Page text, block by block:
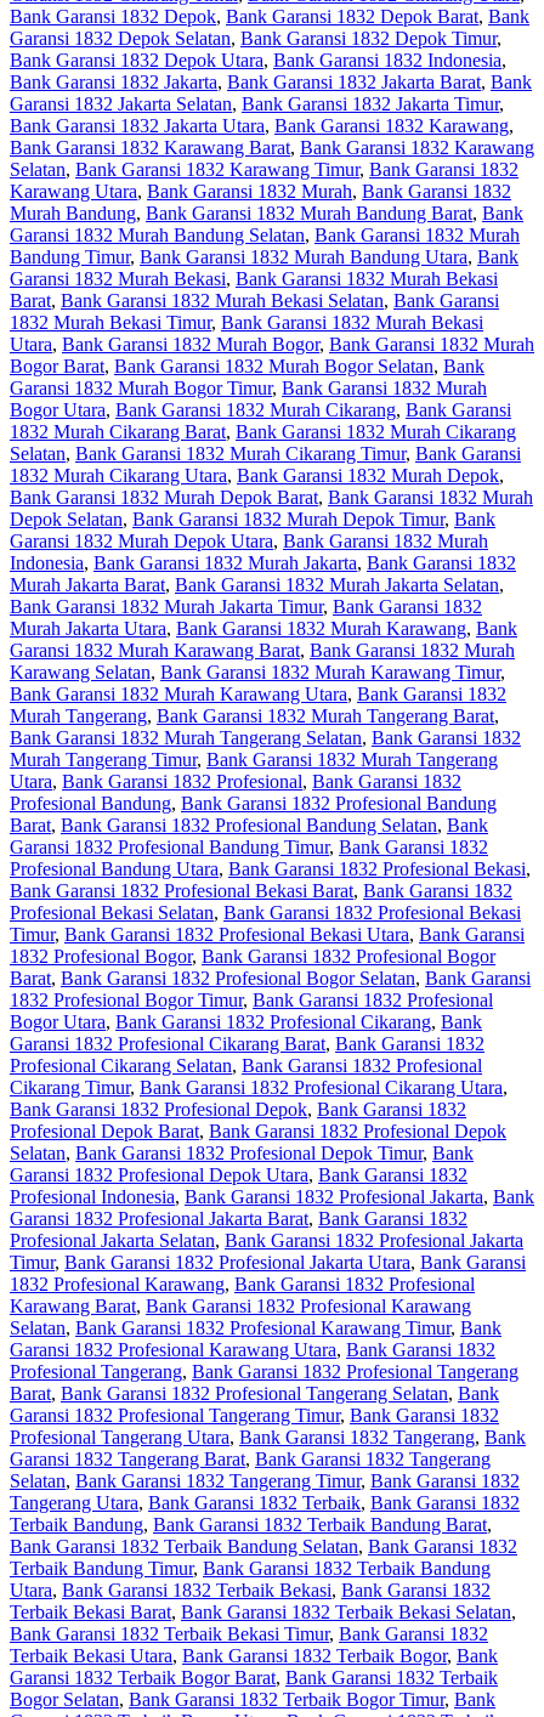
Bank Garansi 1832 Depok, Bank Garansi 1832 Depok Barat, Bank
Garansi 1832 Depok Selatan, Bank Garansi 1832 Depok Timur,
Bank Garansi 1832 Depok Utara, Bank Garansi 1832 Indonesia,
Bank Garansi 1832 Jakarta, Bank Garansi 1832 Jakarta Barat, Bank
Garansi 1832 Jakarta Selatan, Bank Garansi 1832 Jakarta Timur,
Bank Garansi 1832 Jakarta Utara, Bank Garansi 1832 Karawang,
Bank Garansi 1832 Karawang Barat, Bank Garansi 1832 Karawang
Selatan, Bank Garansi 1832 Karawang Timur, Bank Garansi 1832
Karawang Utara, Bank Garansi 1832 Murah, Bank Garansi 1832
Murah Bandung, Bank Garansi 1832 Murah Bandung Barat, Bank
Garansi 1832 Murah Bandung Selatan, Bank Garansi 1832 Murah
Bandung Timur, Bank Garansi 1832 Murah Bandung Utara, Bank
Garansi 1832 Murah Bekasi, Bank Garansi 1832 Murah Bekasi
Barat, Bank Garansi 1832 Murah Bekasi Selatan, Bank Garansi
1832 Murah Bekasi Timur, Bank Garansi 1832 Murah Bekasi
Utara, Bank Garansi 1832 Murah Bogor, Bank Garansi 1832 Murah
Bogor Barat, Bank Garansi 1832 Murah Bogor Selatan, Bank
Garansi 1832 Murah Bogor Timur, Bank Garansi 1832 Murah
Bogor Utara, Bank Garansi 1832 Murah Cikarang, Bank Garansi
1832 Murah Cikarang Barat, Bank Garansi 1832 Murah Cikarang
Selatan, Bank Garansi 1832 Murah Cikarang Timur, Bank Garansi
1832 Murah Cikarang Utara, Bank Garansi 1832 Murah Depok,
Bank Garansi 1832 Murah Depok Barat, Bank Garansi 1832 Murah
Depok Selatan, Bank Garansi 1832 Murah Depok Timur, Bank
Garansi 1832 Murah Depok Utara, Bank Garansi 1832 Murah
Indonesia, Bank Garansi 1832 Murah Jakarta, Bank Garansi 1832
Murah Jakarta Barat, Bank Garansi 1832 Murah Jakarta Selatan,
Bank Garansi 1832 Murah Jakarta Timur, Bank Garansi 1832
Murah Jakarta Utara, Bank Garansi 1832 Murah Karawang, Bank
Garansi 1832 Murah Karawang Barat, Bank Garansi 1832 Murah
Karawang Selatan, Bank Garansi 1832 Murah Karawang Timur,
Bank Garansi 1832 Murah Karawang Utara, Bank Garansi 1832
Murah Tangerang, Bank Garansi 1832 Murah Tangerang Barat,
Bank Garansi 1832 Murah Tangerang Selatan, Bank Garansi 1832
Murah Tangerang Timur, Bank Garansi 1832 Murah Tangerang
Utara, Bank Garansi 1832 Profesional, Bank Garansi 1832
Profesional Bandung, Bank Garansi 1832 Profesional Bandung
Barat, Bank Garansi 1832 Profesional Bandung Selatan, Bank
Garansi 1832 Profesional Bandung Timur, Bank Garansi 1832
Profesional Bandung Utara, Bank Garansi 1832 Profesional Bekasi,
Bank Garansi 1832 Profesional Bekasi Barat, Bank Garansi 1832
Profesional Bekasi Selatan, Bank Garansi 1832 Profesional Bekasi
Timur, Bank Garansi 1832 Profesional Bekasi Utara, Bank Garansi
1832 Profesional Bogor, Bank Garansi 1832 Profesional Bogor
Barat, Bank Garansi 1832 Profesional Bogor Selatan, Bank Garansi
1832 Profesional Bogor Timur, Bank Garansi 1832 Profesional
Bogor Utara, Bank Garansi 1832 Profesional Cikarang, Bank
Garansi 1832 Profesional Cikarang Barat, Bank Garansi 1832
Profesional Cikarang Selatan, Bank Garansi 1832 Profesional
Cikarang Timur, Bank Garansi 1832 Profesional Cikarang Utara,
Bank Garansi 1832 Profesional Depok, Bank Garansi 1832
Profesional Depok Barat, Bank Garansi 1832 Profesional Depok
Selatan, Bank Garansi 1832 Profesional Depok Timur, Bank
Garansi 1832 Profesional Depok Utara, Bank Garansi 1832
Profesional Indonesia, Bank Garansi 1832 Profesional Jakarta, Bank
Garansi 1832 Profesional Jakarta Barat, Bank Garansi 1832
Profesional Jakarta Selatan, Bank Garansi 1832 Profesional Jakarta
Timur, Bank Garansi 1832 Profesional Jakarta Utara, Bank Garansi
1832 Profesional Karawang, Bank Garansi 1832 Profesional
Karawang Barat, Bank Garansi 1832 Profesional Karawang
Selatan, Bank Garansi 1832 Profesional Karawang Timur, Bank
Garansi 1832 Profesional Karawang Utara, Bank Garansi 1832
Profesional Tangerang, Bank Garansi 1832 Profesional Tangerang
Barat, Bank Garansi 1832 Profesional Tangerang Selatan, Bank
Garansi 1832 Profesional Tangerang Timur, Bank Garansi 1832
Profesional Tangerang Utara, Bank Garansi 1832 Tangerang, Bank
Garansi 1832 Tangerang Barat, Bank Garansi 1832 Tangerang
Selatan, Bank Garansi 1832 Tangerang Timur, Bank Garansi 1832
Tangerang Utara, Bank Garansi 1832 Terbaik, Bank Garansi 1832
Terbaik Bandung, Bank Garansi 1832 Terbaik Bandung Barat,
Bank Garansi 1832 Terbaik Bandung Selatan, Bank Garansi 1832
Terbaik Bandung Timur, Bank Garansi 1832 Terbaik Bandung
Utara, Bank Garansi 1832 Terbaik Bekasi, Bank Garansi 1832
Terbaik Bekasi Barat, Bank Garansi 1832 Terbaik Bekasi Selatan,
Bank Garansi 1832 Terbaik Bekasi Timur, Bank Garansi 1832
Terbaik Bekasi Utara, Bank Garansi 1832 Terbaik Bogor, Bank
Garansi 1832 Terbaik Bogor Barat, Bank Garansi 1832 Terbaik
Bogor Selatan, Bank Garansi 1832 Terbaik Bogor Timur, Bank